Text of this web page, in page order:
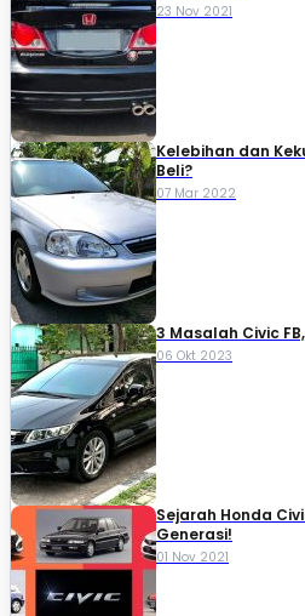
23 Nov 2021
Kelebihan dan
Beli?
07 Mar 2022
3 Masalah Civic
06 Okt 2023
Sejarah Honda
Generasi!
01 Nov 2021